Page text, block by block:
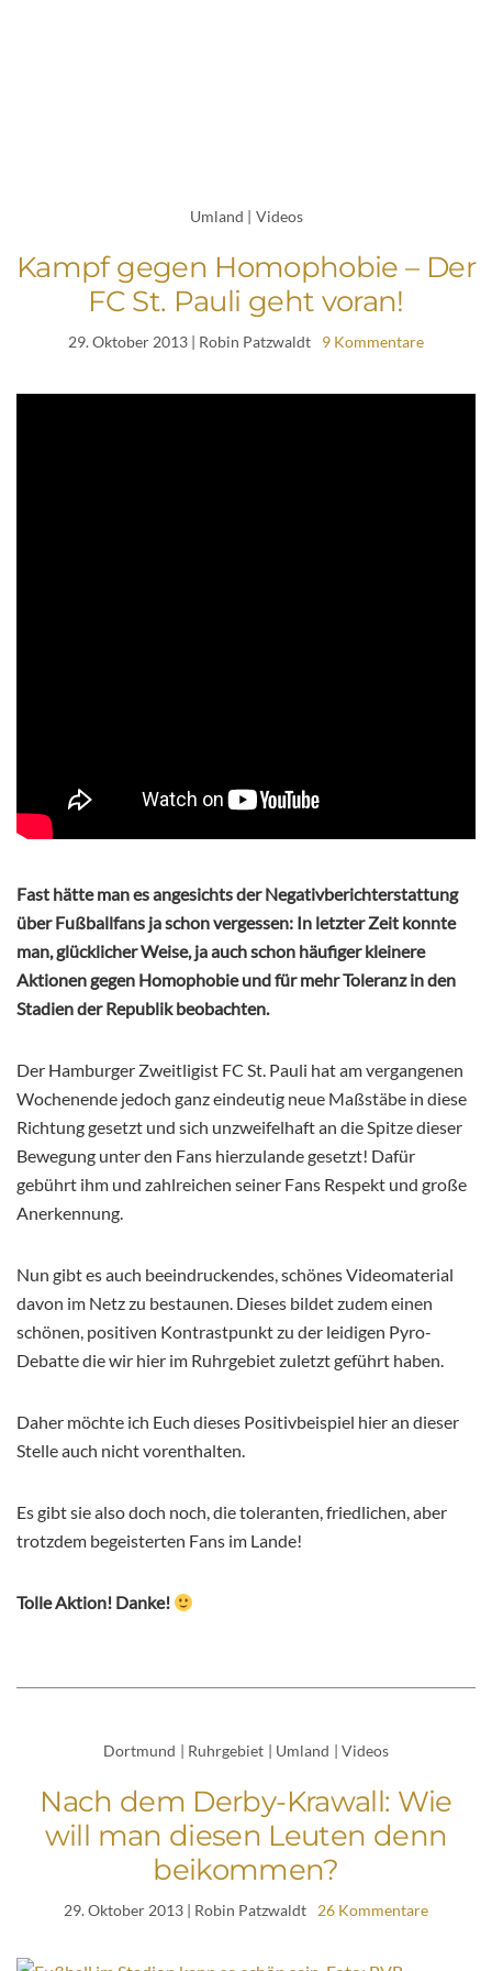
Umland | Videos
Kampf gegen Homophobie – Der
FC St. Pauli geht voran!
29. Oktober 2013 | Robin Patzwaldt 9 Kommentare
Fast hätte man es angesichts der Negativberichterstattung
über Fußballfans ja schon vergessen: In letzter Zeit konnte
man, glücklicher Weise, ja auch schon häufiger kleinere
Aktionen gegen Homophobie und für mehr Toleranz in den
Stadien der Republik beobachten.
Der Hamburger Zweitligist FC St. Pauli hat am vergangenen
Wochenende jedoch ganz eindeutig neue Maßstäbe in diese
Richtung gesetzt und sich unzweifelhaft an die Spitze dieser
Bewegung unter den Fans hierzulande gesetzt! Dafür
gebührt ihm und zahlreichen seiner Fans Respekt und große
Anerkennung.
Nun gibt es auch beeindruckendes, schönes Videomaterial
davon im Netz zu bestaunen. Dieses bildet zudem einen
schönen, positiven Kontrastpunkt zu der leidigen Pyro-
Debatte die wir hier im Ruhrgebiet zuletzt geführt haben.
Daher möchte ich Euch dieses Positivbeispiel hier an dieser
Stelle auch nicht vorenthalten.
Es gibt sie also doch noch, die toleranten, friedlichen, aber
trotzdem begeisterten Fans im Lande!
Tolle Aktion! Danke!
Dortmund | Ruhrgebiet | Umland | Videos
Nach dem Derby-Krawall: Wie
will man diesen Leuten denn
beikommen?
29. Oktober 2013 | Robin Patzwaldt 26 Kommentare